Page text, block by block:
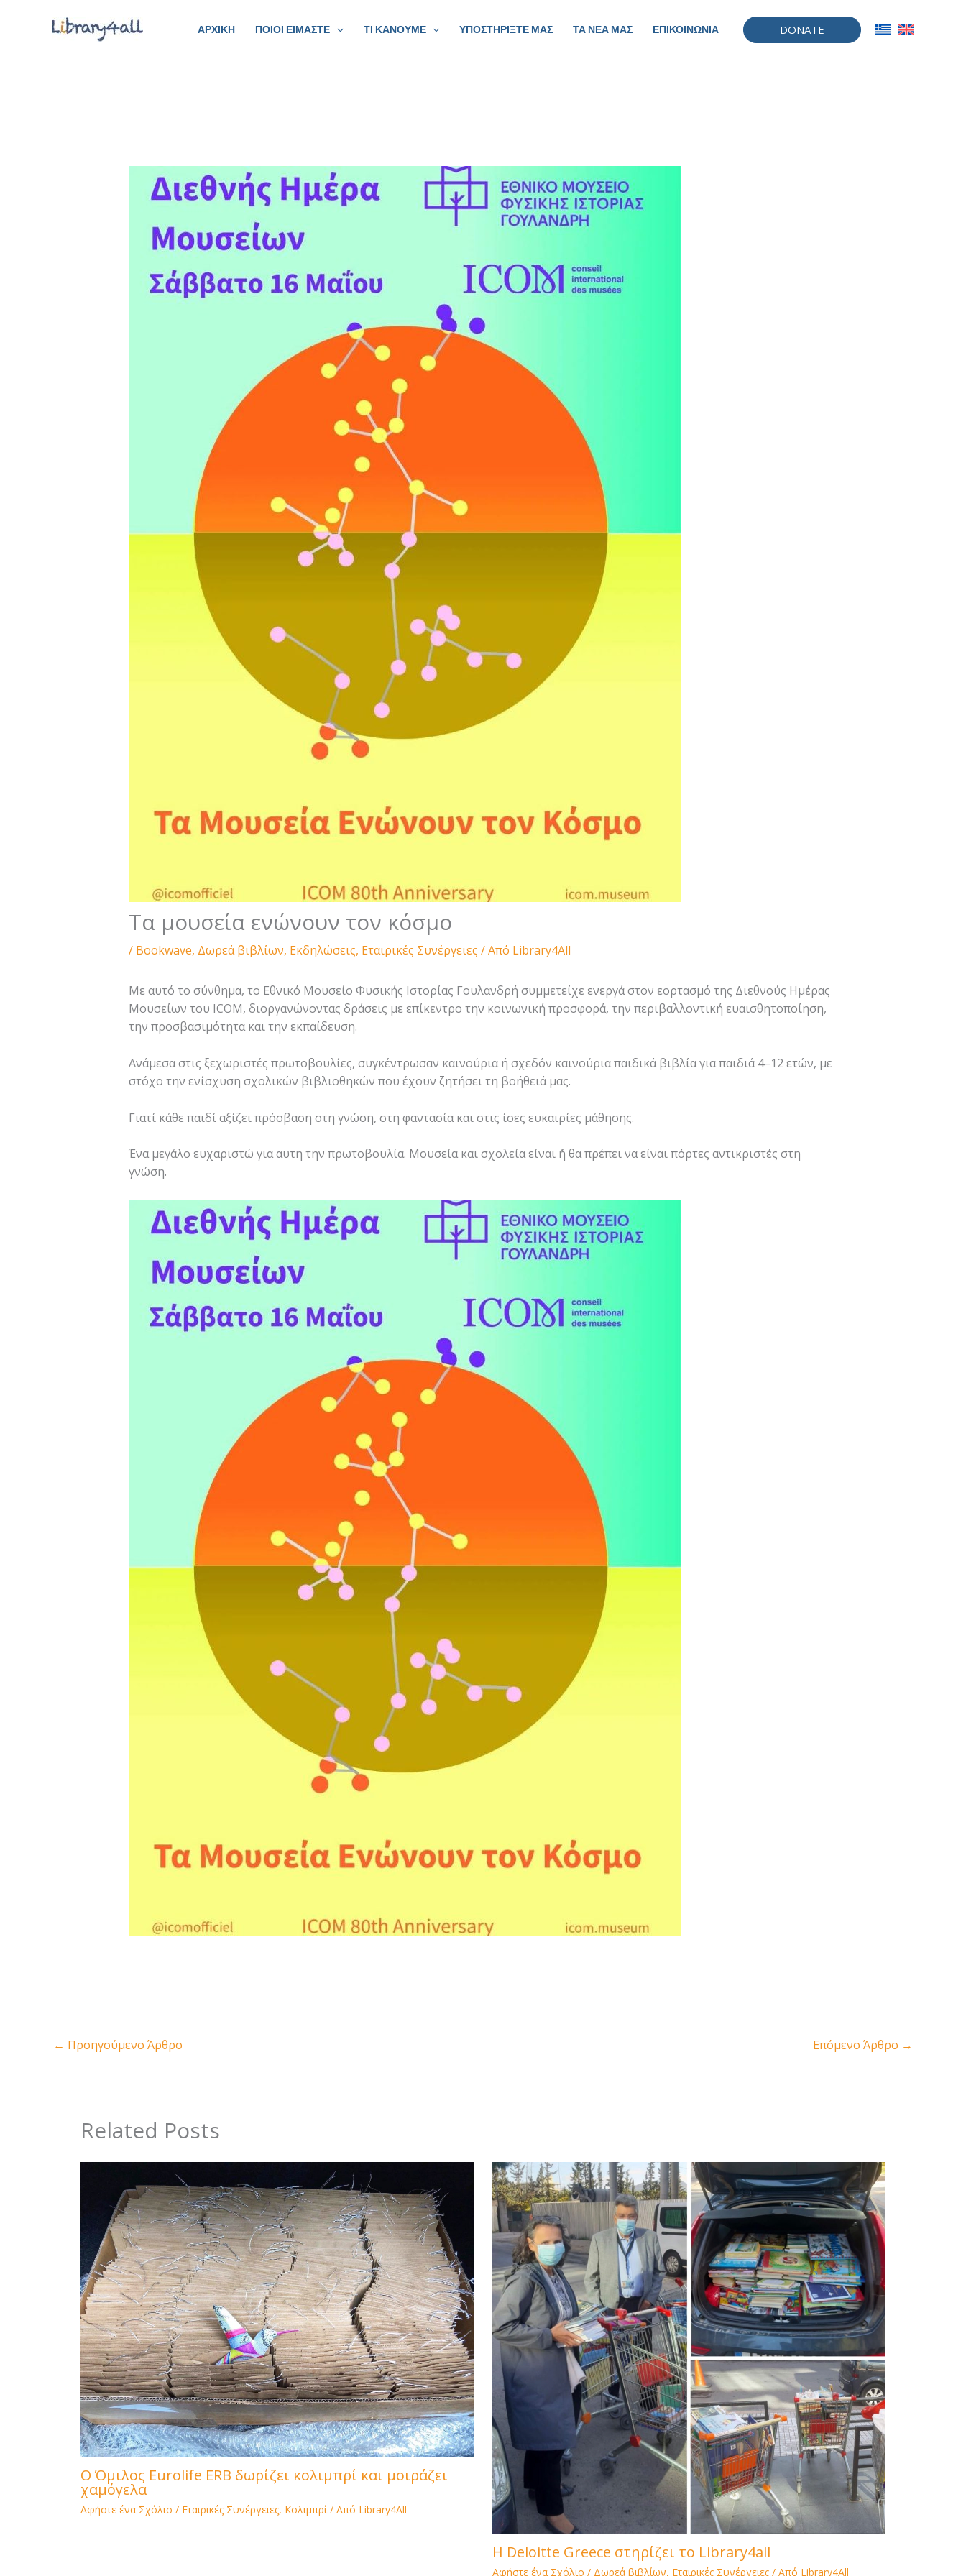
ΑΡΧΙΚΗ ΠΟΙΟΙ ΕΙΜΑΣΤΕ ΤΙ ΚΑΝΟΥΜΕ ΥΠΟΣΤΗΡΙΞΤΕ ΜΑΣ ΤΑ ΝΕΑ ΜΑΣ ΕΠΙΚΟΙΝΩΝΙΑ DONATE
Τα μουσεία ενώνουν τον κόσμο
/ Bookwave, Δωρεά βιβλίων, Εκδηλώσεις, Εταιρικές Συνέργειες / Από Library4All
Με αυτό το σύνθημα, το Εθνικό Μουσείο Φυσικής Ιστορίας Γουλανδρή συμμετείχε ενεργά στον εορτασμό της Διεθνούς Ημέρας
Μουσείων του ICOM, διοργανώνοντας δράσεις με επίκεντρο την κοινωνική προσφορά, την περιβαλλοντική ευαισθητοποίηση,
την προσβασιμότητα και την εκπαίδευση.
Ανάμεσα στις ξεχωριστές πρωτοβουλίες, συγκέντρωσαν καινούρια ή σχεδόν καινούρια παιδικά βιβλία για παιδιά 4–12 ετών, με
στόχο την ενίσχυση σχολικών βιβλιοθηκών που έχουν ζητήσει τη βοήθειά μας.
Γιατί κάθε παιδί αξίζει πρόσβαση στη γνώση, στη φαντασία και στις ίσες ευκαιρίες μάθησης.
Ένα μεγάλο ευχαριστώ για αυτη την πρωτοβουλία. Μουσεία και σχολεία είναι ΄ή θα πρέπει να είναι πόρτες αντικριστές στη
γνώση.
← Προηγούμενο Άρθρο Επόμενο Άρθρο →
Related Posts
Ο Όμιλος Eurolife ERB δωρίζει κολιμπρί και μοιράζει
χαμόγελα
Αφήστε ένα Σχόλιο / Εταιρικές Συνέργειες, Κολιμπρί/ Από Library4All
H Deloitte Greece στηρίζει το Library4all
Αφήστε ένα Σχόλιο / Δωρεά βιβλίων, Εταιρικές Συνέργειες/ Από Library4All